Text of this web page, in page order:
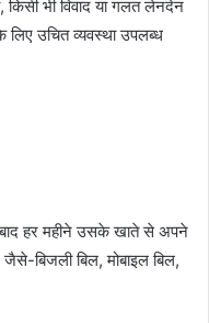
किसी भी विवाद या गलत लेनदेन
उचित व्यवस्था उपलब्ध
हर महीने उसके खाते से अपने
बिजली बिल, मोबाइल बिल,